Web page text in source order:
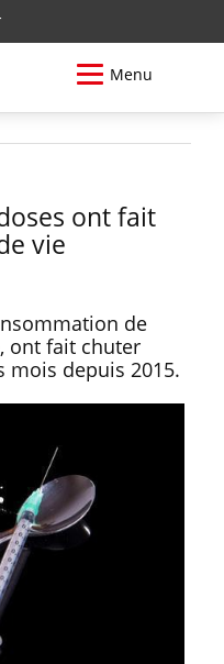
Menu
ont fait
vie
de
ont fait chuter
mois depuis 2015.